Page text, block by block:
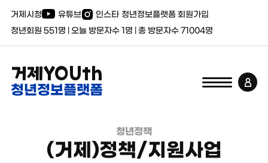
거제시청 유튜브 인스타 청년정보플랫폼 회원가입
청년회원 551명 | 오늘 방문자수1명 | 총 방문자수71004명
거제YOUth
청년정보플랫폼
청년정책
(거제)정책/지원사업